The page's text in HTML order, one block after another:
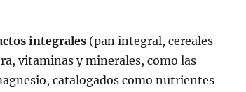
integrales(pan integral, cereales
vitaminas y minerales, como las
catalogados como nutrientes